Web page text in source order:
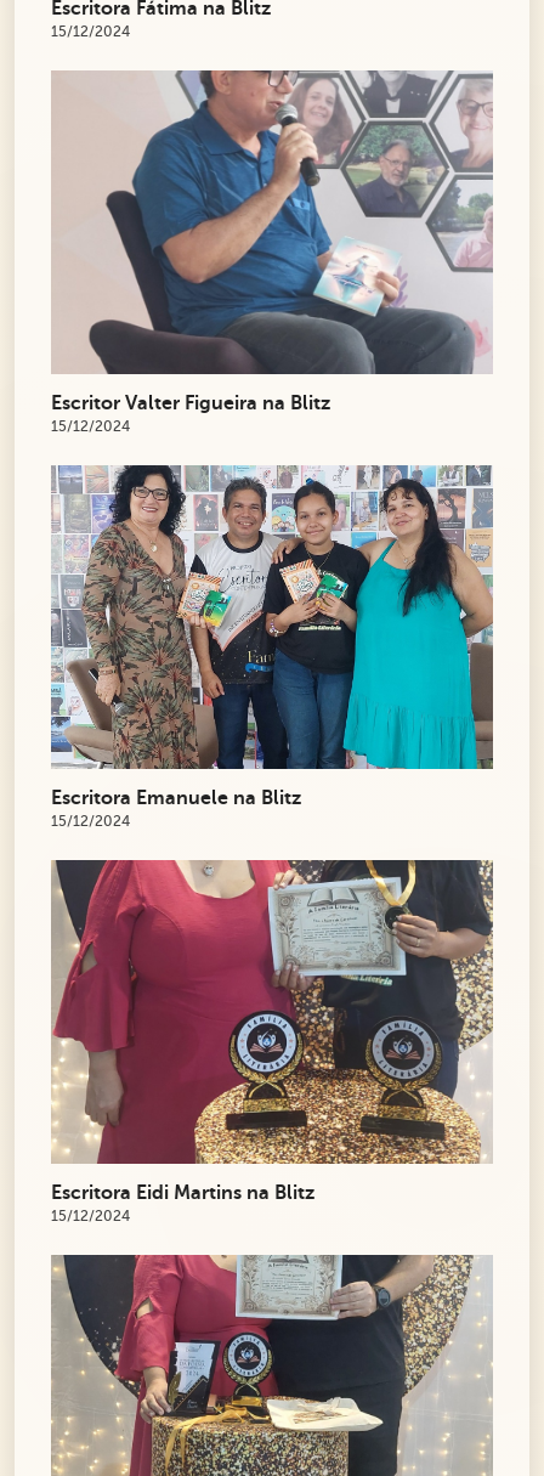
Escritora Fátima na Blitz
15/12/2024
Escritor Valter Figueira na Blitz
15/12/2024
Escritora Emanuele na Blitz
15/12/2024
Escritora Eidi Martins na Blitz
15/12/2024